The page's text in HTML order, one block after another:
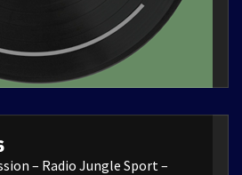
– Radio Jungle Sport –